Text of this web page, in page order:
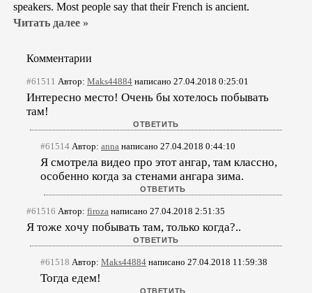
speakers. Most people say that their French is ancient.
Читать далее »
Комментарии
#61511 Автор: Maks44884 написано 27.04.2018 0:25:01
Интересно место! Очень бы хотелось побывать
там!
#61514 Автор: anna написано 27.04.2018 0:44:10
Я смотрела видео про этот ангар, там классно,
особенно когда за стенами ангара зима.
#61516 Автор: firoza написано 27.04.2018 2:51:35
Я тоже хочу побывать там, только когда?..
#61518 Автор: Maks44884 написано 27.04.2018 11:59:38
Тогда едем!